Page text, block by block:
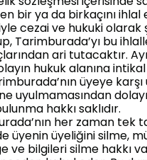
bir ya da birkaçını ihlal
cezai ve hukuki olarak
Tarimburada’yı bu
ari tutacaktır.
hukuk alanına
üyeye karşı
uyulmamasından
hakkı saklıdır.
her zaman tek
üyenin üyeliğini silme,
ve bilgileri silme hakkı